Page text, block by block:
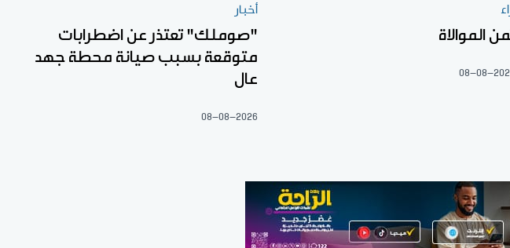
الموالاة
08-08-
أخبار
"صوملك" تعتذر عن اضطرابات
متوقعة بسبب صيانة محطة جهد
عال
08-08-2026